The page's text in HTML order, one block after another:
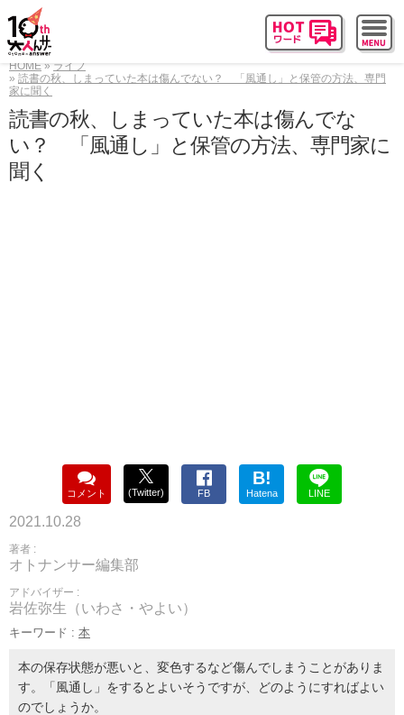
HOME
ライフ
読書の秋、しまっていた本は傷んでない？ 「風通し」と保管の方法、専門
家に聞く
読書の秋、しまっていた本は傷んでな
い？ 「風通し」と保管の方法、専門家に
聞く
コメント (Twitter) FB
B!
Hatena LINE
2021.10.28
著者 :
オトナンサー編集部
アドバイザー :
岩佐弥生（いわさ・やよい）
キーワード : 本
本の保存状態が悪いと、変色するなど傷んでしまうことがありま
す。「風通し」をするとよいそうですが、どのようにすればよい
のでしょうか。